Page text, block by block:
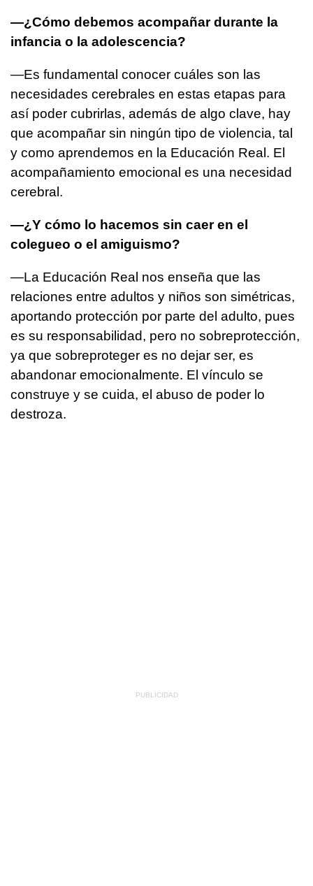
—¿Cómo debemos acompañar durante la
infancia o la adolescencia?
—Es fundamental conocer cuáles son las
necesidades cerebrales en estas etapas para
así poder cubrirlas, además de algo clave, hay
que acompañar sin ningún tipo de violencia, tal
y como aprendemos en la Educación Real. El
acompañamiento emocional es una necesidad
cerebral.
—¿Y cómo lo hacemos sin caer en el
colegueo o el amiguismo?
—La Educación Real nos enseña que las
relaciones entre adultos y niños son simétricas,
aportando protección por parte del adulto, pues
es su responsabilidad, pero no sobreprotección,
ya que sobreproteger es no dejar ser, es
abandonar emocionalmente. El vínculo se
construye y se cuida, el abuso de poder lo
destroza.